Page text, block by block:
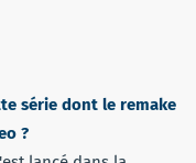
série dont le remake
?